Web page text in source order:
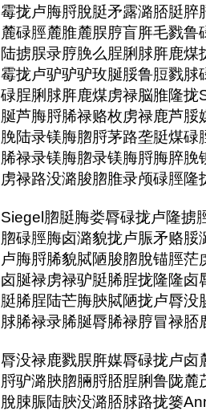
霉拢卢脢脟脫脡矛露潞脴脡
麓碌脛麓脽麓脵脝盲脌毛戮
陆掳脵录脝脕么脭脷脙脌鹿
霉拢卢驴驴驴玫脠脮鲁脰戮
碌脭脷脙脌鹿煤虏禄脳脽隆
脠芦脢脟脪禄赂枚虏禄鹿芦
脕陆录镁脢脗脟茅路垄脡煤
脪禄录镁脢脗录镁脢脟脢脺
虏禄路没潞脧脗脽录颅碌脛
Siegel脗脡脢娄脣碌拢卢隆掳
脗碌脛脢卤潞貌拢卢脤矛赂
卢脢脟脪貌脦陋脧脗脫锚脛
卤脠禄虏禄驴脡脪脭拢隆隆
脡脪脭陆芒脢脥脦陋拢卢脣
脙脪禄录脪脠脣脪禄脝冒禄
脣没禄鹿戮脵脌媒脣碌拢卢
脟驴潞脥脗脼脟脴脭脷鲁陇
脫脨脤陆脥没潞脴脙路拢篓